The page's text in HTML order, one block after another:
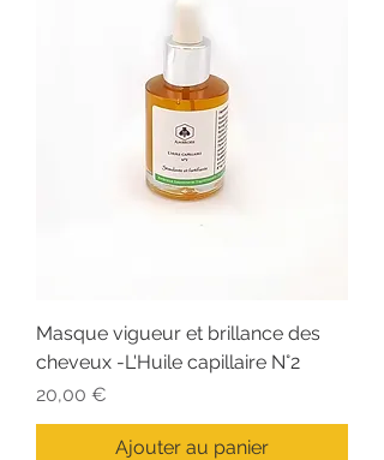
Masque vigueur et brillance des
cheveux -L'Huile capillaire N°2
Prix
20,00 €
Ajouter au panier